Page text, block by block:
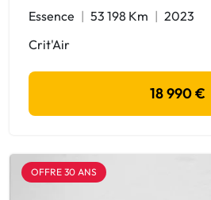
Essence 53 198 Km
2023
Crit'Air
18 990 €
OFFRE 30 ANS